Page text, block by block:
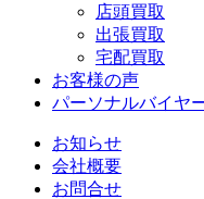
店頭買取
出張買取
宅配買取
お客様の声
パーソナルバイヤ
お知らせ
会社概要
お問合せ